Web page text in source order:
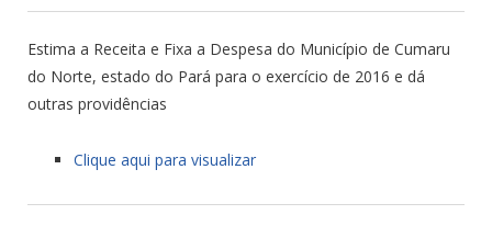
Estima a Receita e Fixa a Despesa do Município de Cumaru
do Norte, estado do Pará para o exercício de 2016 e dá
outras providências
Clique aqui para visualizar